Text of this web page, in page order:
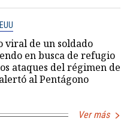
viral de un soldado
en busca de refugio
ataques del régimen de
al Pentágono
Ver más